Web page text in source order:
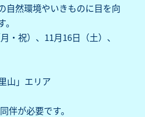
自然環境やいきものに目を向
・祝）、11月16日（土）、
山」エリア
伴が必要です。